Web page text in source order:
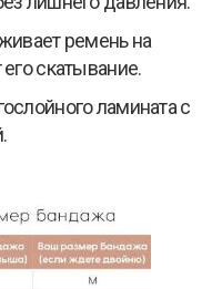
ремень на
скатывание.
ламината с